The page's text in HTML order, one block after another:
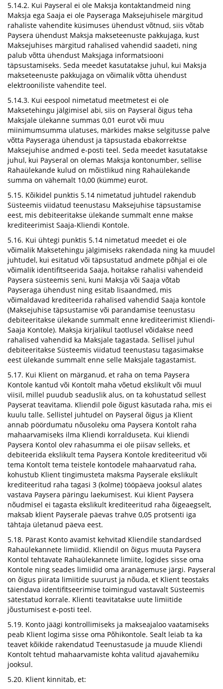
5.14.2. Kui Payseral ei ole Maksja kontaktandmeid ning
Maksja ega Saaja ei ole Payseraga Maksejuhisele märgitud
rahaliste vahendite küsimuses ühendust võtnud, siis võtab
Paysera ühendust Maksja makseteenuste pakkujaga, kust
Maksejuhises märgitud rahalised vahendid saadeti, ning
palub võtta ühendust Maksjaga informatsiooni
täpsustamiseks. Seda meedet kasutatakse juhul, kui Maksja
makseteenuste pakkujaga on võimalik võtta ühendust
elektrooniliste vahendite teel.
5.14.3. Kui eespool nimetatud meetmetest ei ole
Maksetehingu jälgimisel abi, siis on Payseral õigus teha
Maksjale ülekanne summas 0,01 eurot või muu
miinimumsumma ulatuses, märkides makse selgitusse palve
võtta Payseraga ühendust ja täpsustada ebakorrektse
Maksejuhise andmed e-posti teel. Seda meedet kasutatakse
juhul, kui Payseral on olemas Maksja kontonumber, sellise
Rahaülekande kulud on mõistlikud ning Rahaülekande
summa on vähemalt 10,00 (kümme) eurot.
5.15. Kõikidel punktis 5.14 nimetatud juhtudel rakendub
Süsteemis viidatud teenustasu Maksejuhise täpsustamise
eest, mis debiteeritakse ülekande summalt enne makse
krediteerimist Saaja-Kliendi Kontole.
5.16. Kui ühtegi punktis 5.14 nimetatud meedet ei ole
võimalik Maksetehingu jälgimiseks rakendada ning ka muudel
juhtudel, kui esitatud või täpsustatud andmete põhjal ei ole
võimalik identifitseerida Saaja, hoitakse rahalisi vahendeid
Paysera süsteemis seni, kuni Maksja või Saaja võtab
Payseraga ühendust ning esitab lisaandmed, mis
võimaldavad krediteerida rahalised vahendid Saaja kontole
(Maksejuhise täpsustamise või parandamise teenustasu
debiteeritakse ülekande summalt enne krediteerimist Kliendi-
Saaja Kontole). Maksja kirjalikul taotlusel võidakse need
rahalised vahendid ka Maksjale tagastada. Sellisel juhul
debiteeritakse Süsteemis viidatud teenustasu tagasimakse
eest ülekande summalt enne selle Maksjale tagastamist.
5.17. Kui Klient on märganud, et raha on tema Paysera
Kontole kantud või Kontolt maha võetud ekslikult või muul
viisil, millel puudub seaduslik alus, on ta kohustatud sellest
Payserat teavitama. Kliendil pole õigust käsutada raha, mis ei
kuulu talle. Sellistel juhtudel on Payseral õigus ja Klient
annab pöördumatu nõusoleku oma Paysera Kontolt raha
mahaarvamiseks ilma Kliendi korralduseta. Kui kliendi
Paysera Kontol olev rahasumma ei ole piisav selleks, et
debiteerida ekslikult tema Paysera Kontole krediteeritud või
tema Kontolt tema teistele kontodele mahaarvatud raha,
kohustub Klient tingimusteta maksma Payserale ekslikult
krediteeritud raha tagasi 3 (kolme) tööpäeva jooksul alates
vastava Paysera päringu laekumisest. Kui klient Paysera
nõudmisel ei tagasta ekslikult krediteeritud raha õigeaegselt,
maksab klient Payserale päevas trahve 0,05 protsenti iga
tähtaja ületanud päeva eest.
5.18. Pärast Konto avamist kehvitad Kliendile standardsed
Rahaülekannete limiidid. Kliendil on õigus muuta Paysera
Kontol tehtavate Rahaülekannete limiite, logides sisse oma
Kontole ning seades limiidid oma äranägemuse järgi. Payseral
on õigus piirata limiitide suurust ja nõuda, et Klient teostaks
täiendava identifitseerimise toimingud vastavalt Süsteemis
sätestatud korrale. Klienti teavitatakse uute limiitide
jõustumisest e-posti teel.
5.19. Konto jäägi kontrollimiseks ja makseajaloo vaatamiseks
peab Klient logima sisse oma Põhikontole. Sealt leiab ta ka
teavet kõikide rakendatud Teenustasude ja muude Kliendi
Kontolt tehtud mahaarvamiste kohta valitud ajavahemiku
jooksul.
5.20. Klient kinnitab, et: